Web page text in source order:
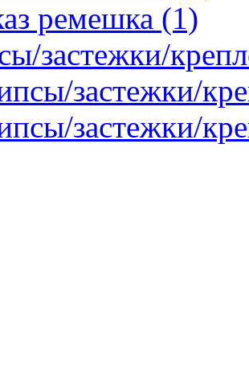
ремешка (1)
застежки/
застежки/
застежки/